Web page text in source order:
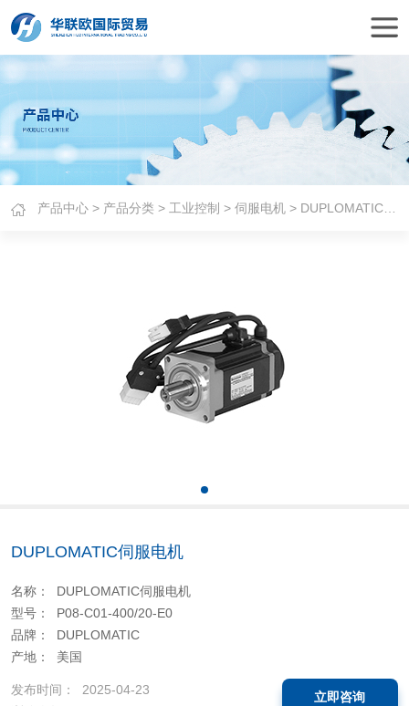
产品中心 > 产品分类 >工业控制 >伺服电机 > DUPLOMATIC伺服电机
DUPLOMATIC伺服电机
名称： DUPLOMATIC伺服电机
型号： P08-C01-400/20-E0
品牌： DUPLOMATIC
产地： 美国
发布时间： 2025-04-23
立即咨询